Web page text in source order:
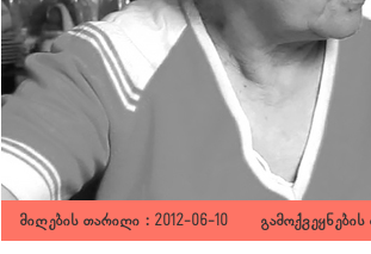
მიღების თარიღი : 2012-06-10